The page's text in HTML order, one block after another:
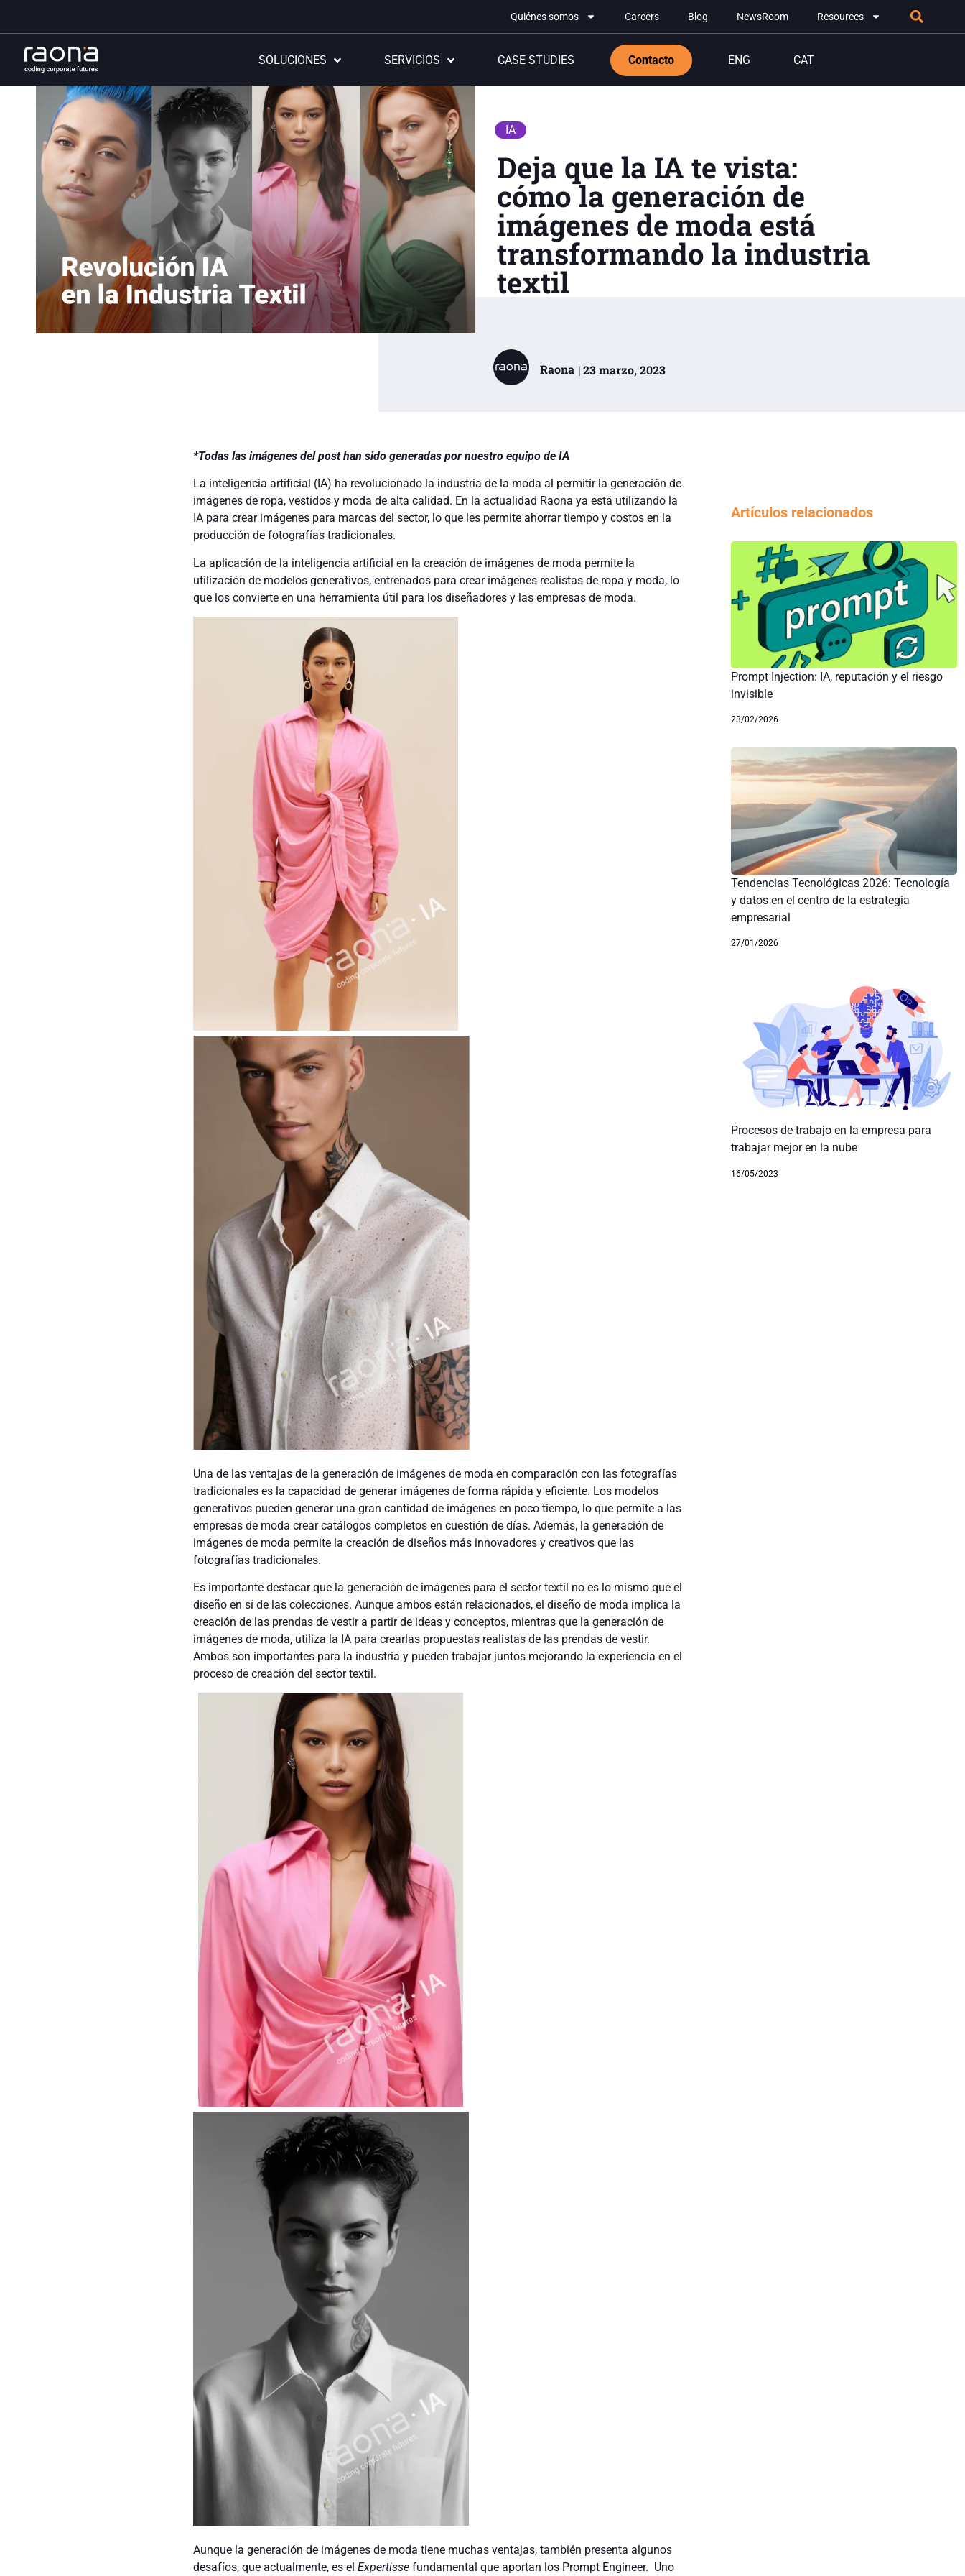
Quiénes somos Careers Blog NewsRoom Resources
SOLUCIONES SERVICIOS CASE STUDIES Contacto ENG CAT
IA
Deja que la IA te vista:
cómo la generación de
imágenes de moda está
transformando la industria
textil
Raona | 23 marzo, 2023
*Todas las imágenes del post han sido generadas por nuestro equipo de IA
La inteligencia artificial (IA) ha revolucionado la industria de la moda al permitir la generación de
imágenes de ropa, vestidos y moda de alta calidad. En la actualidad Raona ya está utilizando la
IA para crear imágenes para marcas del sector, lo que les permite ahorrar tiempo y costos en la
producción de fotografías tradicionales.
La aplicación de la inteligencia artificial en la creación de imágenes de moda permite la
utilización de modelos generativos, entrenados para crear imágenes realistas de ropa y moda, lo
que los convierte en una herramienta útil para los diseñadores y las empresas de moda.
Una de las ventajas de la generación de imágenes de moda en comparación con las fotografías
tradicionales es la capacidad de generar imágenes de forma rápida y eficiente. Los modelos
generativos pueden generar una gran cantidad de imágenes en poco tiempo, lo que permite a las
empresas de moda crear catálogos completos en cuestión de días. Además, la generación de
imágenes de moda permite la creación de diseños más innovadores y creativos que las
fotografías tradicionales.
Es importante destacar que la generación de imágenes para el sector textil no es lo mismo que el
diseño en sí de las colecciones. Aunque ambos están relacionados, el diseño de moda implica la
creación de las prendas de vestir a partir de ideas y conceptos, mientras que la generación de
imágenes de moda, utiliza la IA para crearlas propuestas realistas de las prendas de vestir.
Ambos son importantes para la industria y pueden trabajar juntos mejorando la experiencia en el
proceso de creación del sector textil.
Aunque la generación de imágenes de moda tiene muchas ventajas, también presenta algunos
desafíos, que actualmente, es el Expertissefundamental que aportan los Prompt Engineer. Uno
Artículos relacionados
Prompt Injection: IA, reputación y el riesgo
invisible
23/02/2026
Tendencias Tecnológicas 2026: Tecnología
y datos en el centro de la estrategia
empresarial
27/01/2026
Procesos de trabajo en la empresa para
trabajar mejor en la nube
16/05/2023